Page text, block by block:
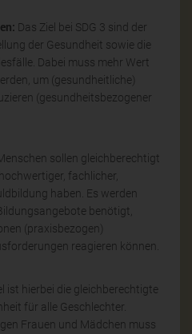
Das Ziel bei SDG 3 sind der
der Gesundheit sowie die
Dabei muss mehr Wert
um (gesundheitliche)
(gesundheitsbezogener
sollen gleichberechtigt
fachlicher,
haben. Es werden
benötigt,
(praxisbezogen)
reagieren können.
ist hierbei die gleichberechtigte
für alle Geschlechter.
Frauen und Mädchen muss